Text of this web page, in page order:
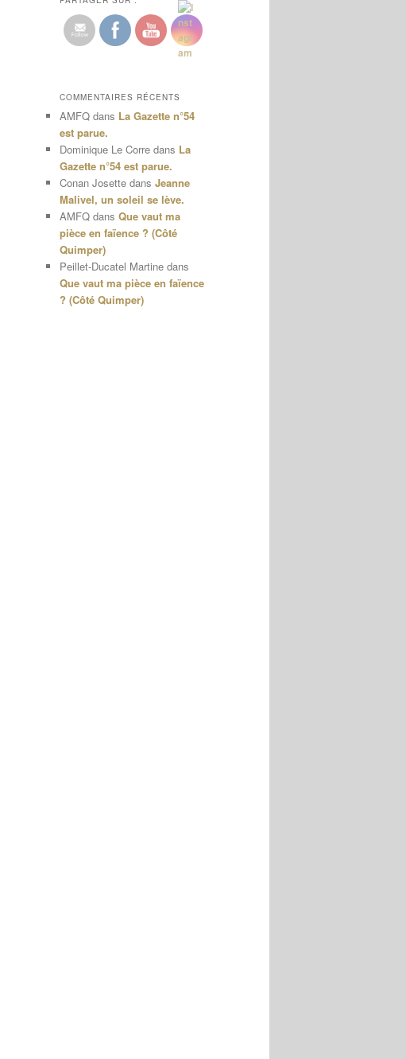
COMMENTAIRES RÉCENTS
AMFQ dans La Gazette n°54
est parue.
Dominique Le Corre dans La
Gazette n°54 est parue.
Conan Josette dans Jeanne
Malivel, un soleil se lève.
AMFQ dans Que vaut ma
pièce en faïence ? (Côté
Quimper)
Peillet-Ducatel Martine dans
Que vaut ma pièce en faïence
? (Côté Quimper)